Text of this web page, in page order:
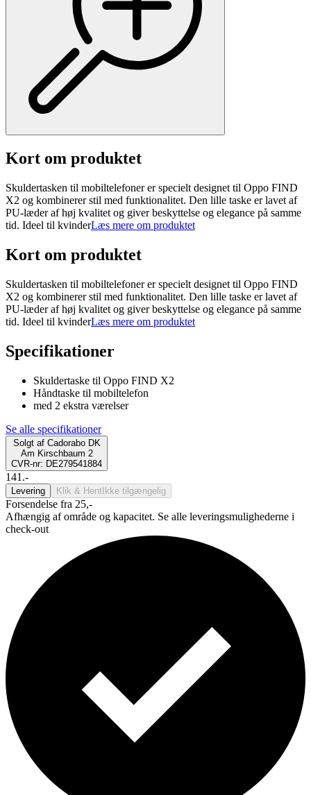
Kort om produktet
Skuldertasken til mobiltelefoner er specielt designet til Oppo FIND
X2 og kombinerer stil med funktionalitet. Den lille taske er lavet af
PU-læder af høj kvalitet og giver beskyttelse og elegance på samme
tid. Ideel til kvinderLæs mere om produktet
Kort om produktet
Skuldertasken til mobiltelefoner er specielt designet til Oppo FIND
X2 og kombinerer stil med funktionalitet. Den lille taske er lavet af
PU-læder af høj kvalitet og giver beskyttelse og elegance på samme
tid. Ideel til kvinderLæs mere om produktet
Specifikationer
Skuldertaske til Oppo FIND X2
Håndtaske til mobiltelefon
med 2 ekstra værelser
Se alle specifikationer
Solgt af Cadorabo DK
Am Kirschbaum 2
CVR-nr: DE279541884
141.-
Levering Klik & Hent Ikke tilgængelig
Forsendelse fra 25,-
Afhængig af område og kapacitet. Se alle leveringsmulighederne i
check-out